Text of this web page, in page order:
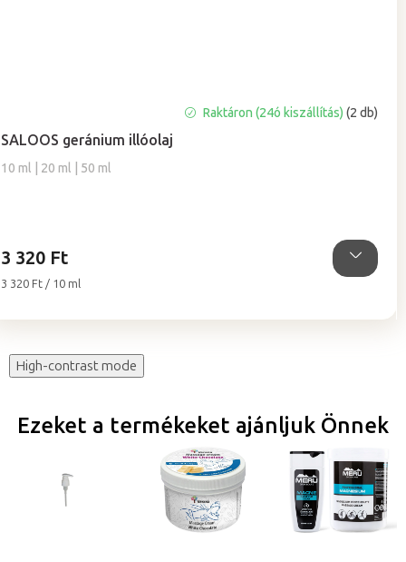
SALOOS geránium illóolaj
10 ml | 20 ml | 50 ml
átlagos
értékelése
Raktáron (24ó kiszállítás)(2 db)
3 320 Ft
Egységár:
3 320 Ft / 10 ml
High-contrast mode
Ezeket a termékeket ajánljuk Önnek